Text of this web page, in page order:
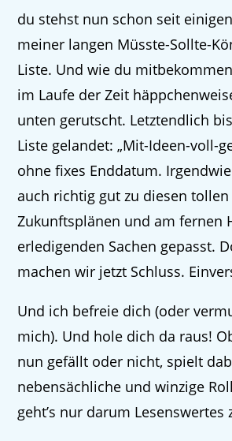
du stehst nun schon seit
meiner langen Müsste-Sollte-
Liste. Und wie du
im Laufe der Zeit
unten gerutscht. Letztendlich
Liste gelandet: „Mit-Ideen-voll-
ohne fixes Enddatum.
auch richtig gut zu diesen tollen
Zukunftsplänen und am fernen
erledigenden Sachen gepasst.
machen wir jetzt Schluss.
Und ich befreie dich (oder
mich). Und hole dich da raus!
nun gefällt oder nicht, spielt
nebensächliche und winzige
geht’s nur darum Lesenswertes